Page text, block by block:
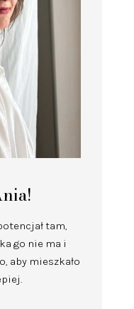
tam,
go nie ma i
aby mieszkało